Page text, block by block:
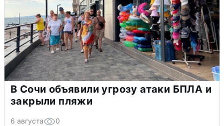
В Сочи объявили угрозу атаки БПЛА и
закрыли пляжи
6 августа 0